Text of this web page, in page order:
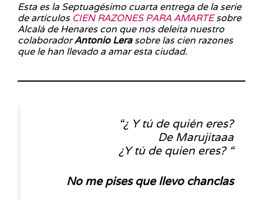
Esta es la Septuagésimo cuarta entrega de la serie
de artículos CIEN RAZONES PARA AMARTEsobre
Alcalá de Henares con que nos deleita nuestro
colaboradorAntonio Lerasobre las cien razones
que le han llevado a amar esta ciudad.
“¿ Y tú de quién eres?
De Marujitaaa
¿Y tú de quien eres? “
No me pises que llevo chanclas